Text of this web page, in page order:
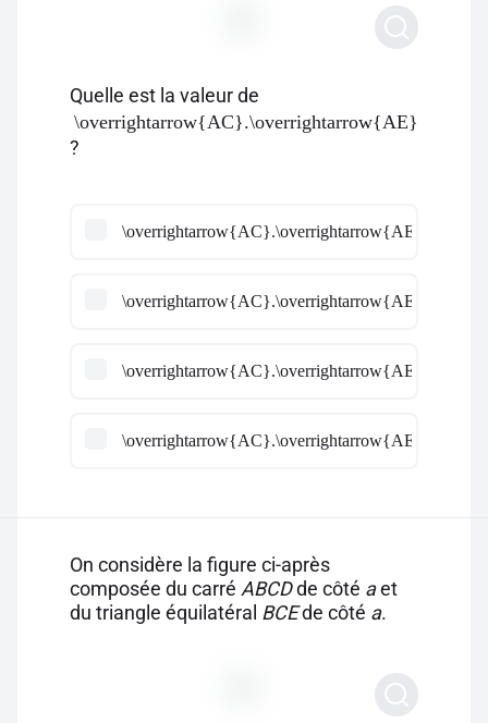
Quelle est la valeur de
\overrightarrow{AC}.\overrightarrow{AE}
?
\overrightarrow{AC}.\overrightarrow{AE} =
\overrightarrow{AC}.\overrightarrow{AE} =
\overrightarrow{AC}.\overrightarrow{AE} = -
\overrightarrow{AC}.\overrightarrow{AE} =
On considère la figure ci-après
composée du carré ABCDde côté aet
du triangle équilatéral BCEde côté a.